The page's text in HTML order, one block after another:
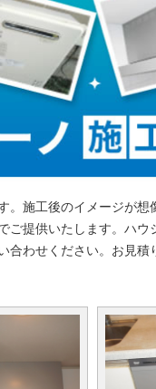
施工後のイメージが想
提供いたします。ハウ
わせください。お見積